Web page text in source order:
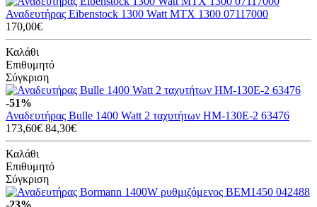
Αναδευτήρας Eibenstock 1300 Watt MTX 1300 07117000
170,00€
Καλάθι
Επιθυμητό
Σύγκριση
-51%
Αναδευτήρας Bulle 1400 Watt 2 ταχυτήτων HM-130E-2 63476
173,60€ 84,30€
Καλάθι
Επιθυμητό
Σύγκριση
-23%